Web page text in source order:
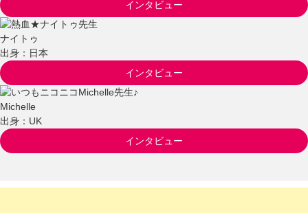
インタビュー
ナイトゥ
出身：日本
インタビュー
Michelle
出身：UK
インタビュー